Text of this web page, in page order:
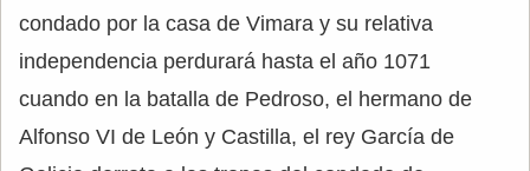
condado por la casa de Vimara y su relativa
independencia perdurará hasta el año 1071
cuando en la batalla de Pedroso, el hermano de
Alfonso VI de León y Castilla, el rey García de